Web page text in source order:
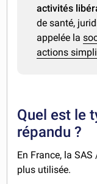
activités
de santé,
appelée la
actions
Quel est le
répandu ?
En France, la
plus utilisée.